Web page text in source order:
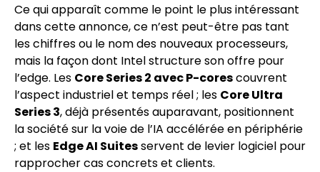
Ce qui apparaît comme le point le plus intéressant
dans cette annonce, ce n’est peut-être pas tant
les chiffres ou le nom des nouveaux processeurs,
mais la façon dont Intel structure son offre pour
l’edge. Les Core Series 2 avec P-corescouvrent
l’aspect industriel et temps réel ; les Core Ultra
Series 3, déjà présentés auparavant, positionnent
la société sur la voie de l’IA accélérée en périphérie
; et les Edge AI Suitesservent de levier logiciel pour
rapprocher cas concrets et clients.